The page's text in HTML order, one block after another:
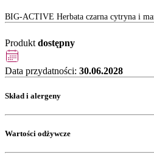
BIG-ACTIVE Herbata czarna cytryna i
Produkt dostępny
Data przydatności: 30.06.2028
Skład i alergeny
Wartości odżywcze